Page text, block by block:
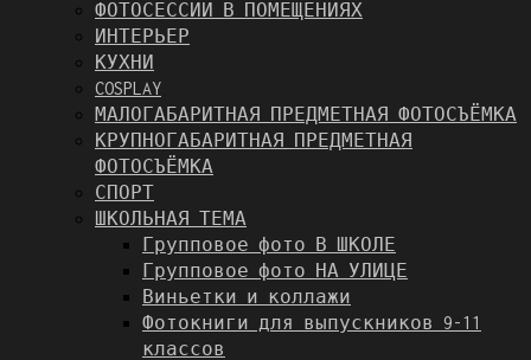
ФОТОСЕССИИ В ПОМЕЩЕНИЯХ
ИНТЕРЬЕР
КУХНИ
COSPLAY
МАЛОГАБАРИТНАЯ ПРЕДМЕТНАЯ ФОТОСЪЁМКА
КРУПНОГАБАРИТНАЯ ПРЕДМЕТНАЯ
ФОТОСЪЁМКА
СПОРТ
ШКОЛЬНАЯ ТЕМА
Групповое фото В ШКОЛЕ
Групповое фото НА УЛИЦЕ
Виньетки и коллажи
Фотокниги для выпускников 9-11
классов